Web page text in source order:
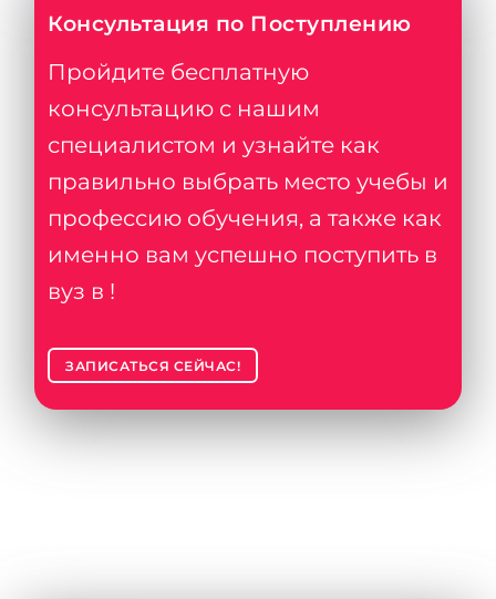
Консультация по Поступлению
Пройдите бесплатную
консультацию с нашим
специалистом и узнайте как
правильно выбрать место учебы и
профессию обучения, а также как
именно вам успешно поступить в
вуз в !
ЗАПИСАТЬСЯ СЕЙЧАС!